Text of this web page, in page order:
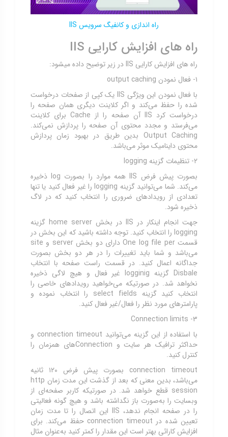
راه اندازی و کانفیگ سرویس IIS
راه های افزایش کارایی IIS
راه های افزایش کارایی IIS در زیر توضیح داده میشود:
۱- فعال نمودن output caching
با فعال نمودن این ویژگی IIS یک کپی از صفحات درخواست
شده را حفظ می‌کند و اگر کلاینت دیگری همان صفحه را
درخواست کرد IIS آن صفحه را از Cache برای کلاینت
می‌فرستد و مجدد محتوی آن صفحه را پردازش نمی‌کند.
Output Caching بدین طریق در بهبود زمان پردازش
محتوی داینامیک موثر می‌باشد.
۲- تنظیمات گزینه logging
بصورت پیش فرض IIS همه موارد را بصورت log ذخیره
می‌کند. شما می‌توانید گزینه logging را غیر فعال کنید یا تنها
تعدادی از رویدادهای ضروری را انتخاب کنید که در لاگ
ذخیره شود.
جهت انجام اینکار در IIS در بخش home server گزینه
logging را انتخاب کنید. توجه داشته باشید که این بخش در
قسمت One log file per دارای دو بخش server و site
می‌باشد و شما باید تغییرات را در هر دو بخش بصورت
جداگانه اعمال کنید. در قسمت راست صفحه با انتخاب
Disbale گزینه logginig غیر فعال و هیچ لاگی ذخیره
نخواهد شد. در صورتیکه می‌خواهید رویدادهای خاصی را
انتخاب کنید گزینه select fields را انتخاب نموده و
پارامترهای مورد نظر را فعال/غیر فعال کنید.
۳- Connection limits
با استفاده از این گزینه می‌توانید connection timeout و
حداکثر ترافیک هر سایت و Connectionهای همزمان را
کنترل کنید.
connection timeout بصورت پیش فرض ۱۲۰ ثانیه
می‌باشد، بدین معنی که بعد از گذشت این مدت زمان http
session قطع خواهد شد. در صورتیکه کاربر صفحه‌ای از
وبسایت را به‌صورت باز نگداشته باشد و هیچ گونه فعالیتی
را در صفحه انجام ندهد، IIS این اتصال را تا مدت زمان
تعیین شده در connection timeout حفظ می‌کند. برای
افزایش کارائی بهتر است این مقدار را کمتر کنید به‌عنوان مثال